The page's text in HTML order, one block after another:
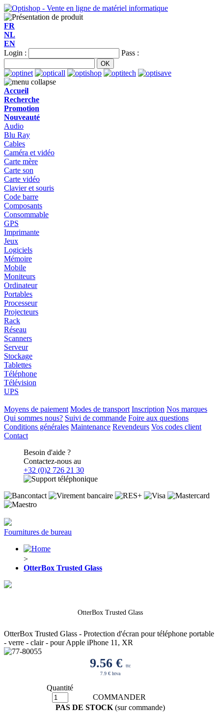
FR
NL
EN
Login :
Pass :
Accueil
Recherche
Promotion
Nouveauté
Audio
Blu Ray
Cables
Caméra et vidéo
Carte mère
Carte son
Carte vidéo
Clavier et souris
Code barre
Composants
Consommable
GPS
Imprimante
Jeux
Logiciels
Mémoire
Mobile
Moniteurs
Ordinateur
Portables
Processeur
Projecteurs
Rack
Réseau
Scanners
Serveur
Stockage
Tablettes
Téléphone
Télévision
UPS
Moyens de paiement Modes de transport Inscription Nos marques
Qui sommes nous? Suivi de commande Foire aux questions
Conditions générales Maintenance Revendeurs Vos codes client
Contact
Besoin d'aide ?
Contactez-nous au
+32 (0)2 726 21 30
Fournitures de bureau
>
OtterBox Trusted Glass
OtterBox Trusted Glass
OtterBox Trusted Glass - Protection d'écran pour téléphone portable
- verre - clair - pour Apple iPhone 11, XR
9.56 €
ttc
7.9 € htva
Quantité
COMMANDER
PAS DE STOCK(sur commande)